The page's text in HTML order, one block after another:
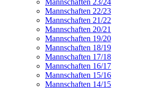
Mannschaften 23/24
Mannschaften 22/23
Mannschaften 21/22
Mannschaften 20/21
Mannschaften 19/20
Mannschaften 18/19
Mannschaften 17/18
Mannschaften 16/17
Mannschaften 15/16
Mannschaften 14/15